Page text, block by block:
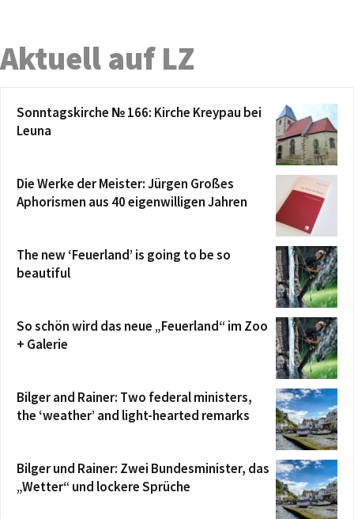
Aktuell auf LZ
Sonntagskirche № 166: Kirche Kreypau bei
Leuna
Die Werke der Meister: Jürgen Großes
Aphorismen aus 40 eigenwilligen Jahren
The new ‘Feuerland’ is going to be so
beautiful
So schön wird das neue „Feuerland“ im Zoo
+ Galerie
Bilger and Rainer: Two federal ministers,
the ‘weather’ and light-hearted remarks
Bilger und Rainer: Zwei Bundesminister, das
„Wetter“ und lockere Sprüche